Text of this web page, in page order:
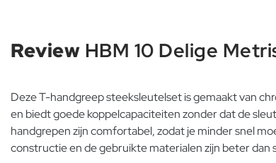
Review HBM 10 Delige
Deze T-handgreep steeksleutelset is gemaakt van
en biedt goede koppelcapaciteiten zonder dat de
handgrepen zijn comfortabel, zodat je minder snel
constructie en de gebruikte materialen zijn beter dan